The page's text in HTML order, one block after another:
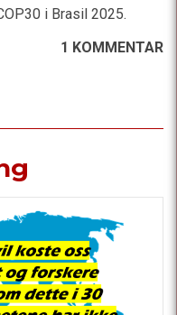
i Brasil 2025.
1 KOMMENTAR